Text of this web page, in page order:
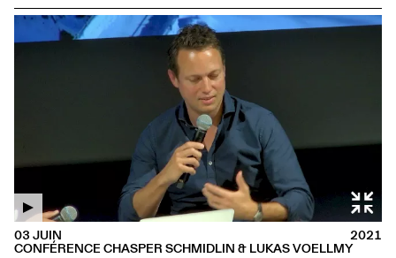
CONFÉRENCE CHASPER SCHMIDLIN & LUKAS VOELLMY
03 JUIN 2021